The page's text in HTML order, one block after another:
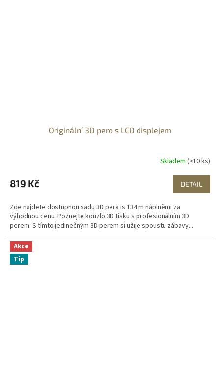
Originální 3D pero s LCD displejem
Skladem (>10 ks)
819 Kč DETAIL
Zde najdete dostupnou sadu 3D pera is 134 m náplněmi za
výhodnou cenu. Poznejte kouzlo 3D tisku s profesionálním 3D
perem. S tímto jedinečným 3D perem si užije spoustu zábavy...
Akce
Tip